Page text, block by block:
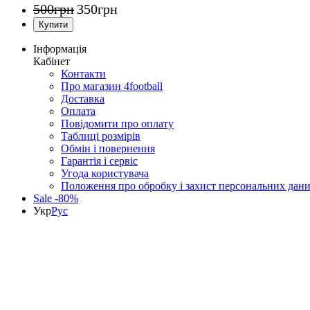
500грн 350грн
Інформація
Кабінет
Контакти
Про магазин 4football
Доставка
Оплата
Повідомити про оплату
Таблиці розмірів
Обмін і повернення
Гарантія і сервіс
Угода користувача
Положення про обробку і захист персональних
Sale -80%
УкрРус